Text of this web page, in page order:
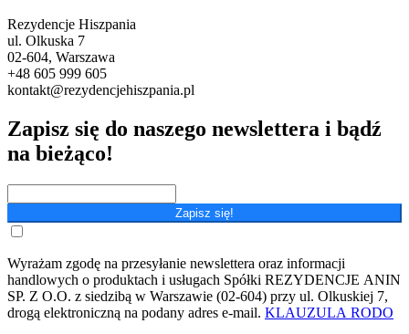
Rezydencje Hiszpania
ul. Olkuska 7
02-604, Warszawa
+48 605 999 605
kontakt@rezydencjehiszpania.pl
Zapisz się do naszego newslettera i bądź
na bieżąco!
Zapisz się!
Wyrażam zgodę na przesyłanie newslettera oraz informacji
handlowych o produktach i usługach Spółki REZYDENCJE ANIN
SP. Z O.O. z siedzibą w Warszawie (02-604) przy ul. Olkuskiej 7,
drogą elektroniczną na podany adres e-mail. KLAUZULA RODO